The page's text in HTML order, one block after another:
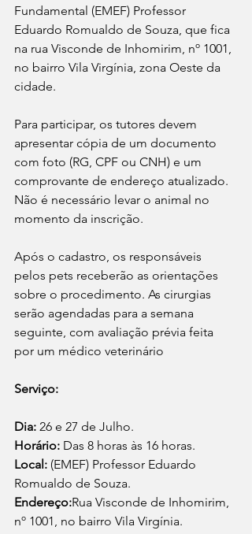
Fundamental (EMEF) Professor
Eduardo Romualdo de Souza, que fica
na rua Visconde de Inhomirim, nº 1001,
no bairro Vila Virgínia, zona Oeste da
cidade.
Para participar, os tutores devem
apresentar cópia de um documento
com foto (RG, CPF ou CNH) e um
comprovante de endereço atualizado.
Não é necessário levar o animal no
momento da inscrição.
Após o cadastro, os responsáveis
pelos pets receberão as orientações
sobre o procedimento. As cirurgias
serão agendadas para a semana
seguinte, com avaliação prévia feita
por um médico veterinário
Serviço:
Dia: 26 e 27 de Julho.
Horário: Das 8 horas às 16 horas.
Local: (EMEF) Professor Eduardo
Romualdo de Souza.
Endereço:Rua Visconde de Inhomirim,
nº 1001, no bairro Vila Virgínia.